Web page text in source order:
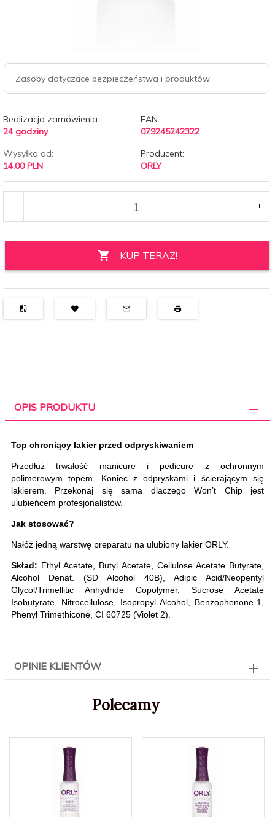
Zasoby dotyczące bezpieczeństwa i produktów
Realizacja zamówienia:
24 godziny
EAN:
079245242322
Wysyłka od:
14.00 PLN
Producent:
ORLY
KUP TERAZ!
OPIS PRODUKTU
Top chroniący lakier przed odpryskiwaniem
Przedłuż trwałość manicure i pedicure z ochronnym
polimerowym topem. Koniec z odpryskami i ścierającym się
lakierem. Przekonaj się sama dlaczego Won’t Chip jest
ulubieńcem profesjonalistów.
Jak stosować?
Nałóż jedną warstwę preparatu na ulubiony lakier ORLY.
Skład: Ethyl Acetate, Butyl Acetate, Cellulose Acetate Butyrate,
Alcohol Denat. (SD Alcohol 40B), Adipic Acid/Neopentyl
Glycol/Trimellitic Anhydride Copolymer, Sucrose Acetate
Isobutyrate, Nitrocellulose, Isopropyl Alcohol, Benzophenone-1,
Phenyl Trimethicone, CI 60725 (Violet 2).
OPINIE KLIENTÓW
Polecamy